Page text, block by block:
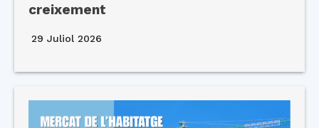
creixement
29 Juliol 2026